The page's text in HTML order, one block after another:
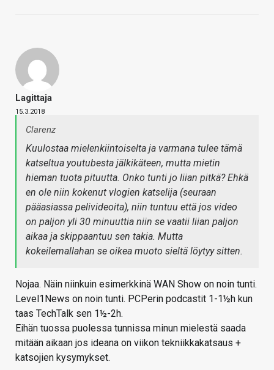
Lagittaja
15.3.2018
Clarenz
Kuulostaa mielenkiintoiselta ja varmana tulee tämä
katseltua youtubesta jälkikäteen, mutta mietin
hieman tuota pituutta. Onko tunti jo liian pitkä? Ehkä
en ole niin kokenut vlogien katselija (seuraan
pääasiassa pelivideoita), niin tuntuu että jos video
on paljon yli 30 minuuttia niin se vaatii liian paljon
aikaa ja skippaantuu sen takia. Mutta
kokeilemallahan se oikea muoto sieltä löytyy sitten.
Nojaa. Näin niinkuin esimerkkinä WAN Show on noin tunti.
Level1News on noin tunti. PCPerin podcastit 1-1½h kun
taas TechTalk sen 1½-2h.
Eihän tuossa puolessa tunnissa minun mielestä saada
mitään aikaan jos ideana on viikon tekniikkakatsaus +
katsojien kysymykset.